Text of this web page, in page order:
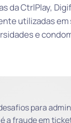
da CtrlPlay,
utilizadas
e
para
a fraude em